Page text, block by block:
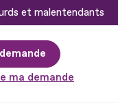
et malentendants
ma demande